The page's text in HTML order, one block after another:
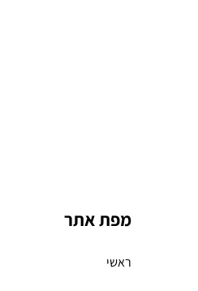
מפת אתר
ראשי